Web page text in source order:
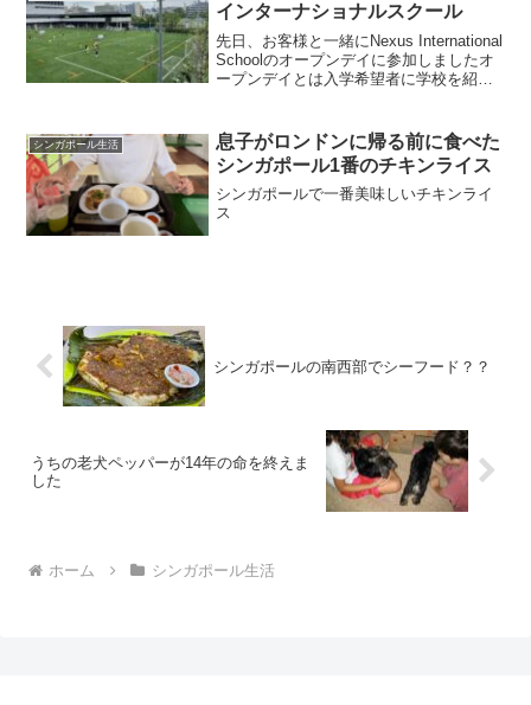
インターナショナルスクール
先日、お客様と一緒にNexus International
Schoolのオープンデイに参加しましたオ
ープンデイとは入学希望者に学校を紹介
に連絡をしてアポを取ると担当の...
シンガポール生活
息子がロンドンに帰る前に食べた
シンガポール1番のチキンライス
シンガポールで一番美味しいチキンライ
ス
シンガポールの南西部でシーフード？？
うちの老犬ペッパーが14年の命を終えま
した
ホーム シンガポール生活